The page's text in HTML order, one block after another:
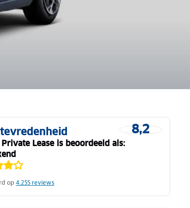
8,2
Lease is beoordeeld als:
op 4.255reviews